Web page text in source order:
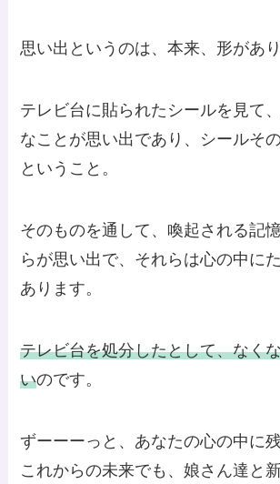
思い出というのは、本来、形があ
テレビ台に貼られたシールを見て
なことが思い出であり、シールそ
ということ。
そのものを通して、喚起される記
らが思い出で、それらは心の中に
あります。
テレビ台を処分したとして、なく
いのです。
ずーーーっと、あなたの心の中に
これからの未来でも、娘さん達と